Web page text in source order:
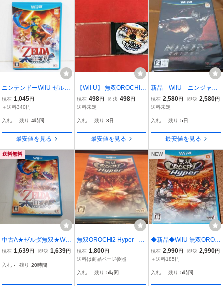
ニンテンドーWiiU ゼルダ
無双 / 箱・説明書付き / メ
ール便可 / R03491
現在 1,045円
＋送料340円
入札 - 残り 4時間
最安値を見る
【Wii U】 無双OROCHI2
Hyper
現在 498円 即決 498円
送料未定
入札 - 残り 3日
最安値を見る
新品 WiiU ニンジャガ
イデン 3: Razor's Edge
現在 2,580円 即決 2,580円
送料未定
入札 - 残り 5日
最安値を見る
送料無料
中古A★ゼルダ無双★Wii
Uソフト
現在 1,639円 即決 1,639円
入札 - 残り 20時間
無双OROCHI2 Hyper - Wi
i U オロチ2 新品未開封
現在 1,800円
送料は商品ページ参照
入札 - 残り 5時間
NEW
◆新品◆WiiU 無双OROC
HI2 Hyper
現在 2,990円 即決 2,990円
＋送料185円
入札 - 残り 5時間